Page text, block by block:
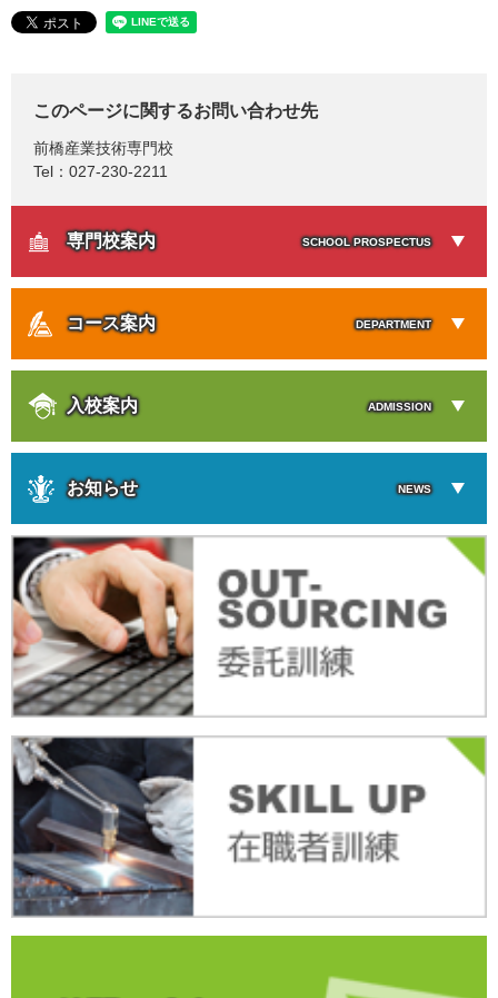
このページに関するお問い合わせ先
前橋産業技術専門校
Tel：027-230-2211
専門校案内 SCHOOL PROSPECTUS
コース案内 DEPARTMENT
入校案内 ADMISSION
お知らせ NEWS